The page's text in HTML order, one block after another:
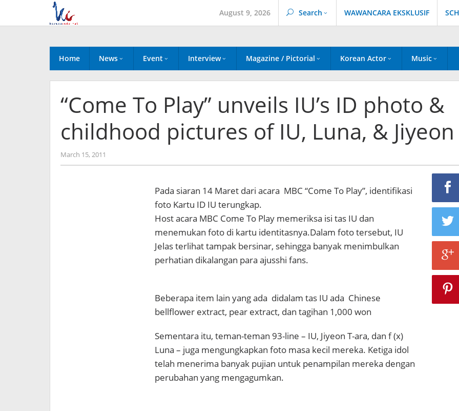
content
August 9, 2026 Search WAWANCARA EKSKLUSIF
Home News Event Interview Magazine / Pictorial Korean Actor Music
“Come To Play” unveils IU’s ID photo &
childhood pictures of IU, Luna, & Jiyeon
March 15, 2011
Koreanindo
Pada siaran 14 Maret dari acara MBC “Come To Play”, identifikasi
foto Kartu ID IU terungkap.
Host acara MBC Come To Play memeriksa isi tas IU dan
menemukan foto di kartu identitasnya.Dalam foto tersebut, IU
Jelas terlihat tampak bersinar, sehingga banyak menimbulkan
perhatian dikalangan para ajusshi fans.
Beberapa item lain yang ada didalam tas IU ada Chinese
bellflower extract, pear extract, dan tagihan 1,000 won
Sementara itu, teman-teman 93-line – IU, Jiyeon T-ara, dan f (x)
Luna – juga mengungkapkan foto masa kecil mereka. Ketiga idol
telah menerima banyak pujian untuk penampilan mereka dengan
perubahan yang mengagumkan.